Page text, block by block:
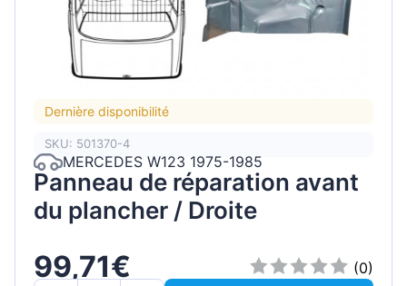
Dernière disponibilité
SKU: 501370-4
MERCEDES W123 1975-1985
Panneau de réparation avant
du plancher / Droite
99,71€
(0)